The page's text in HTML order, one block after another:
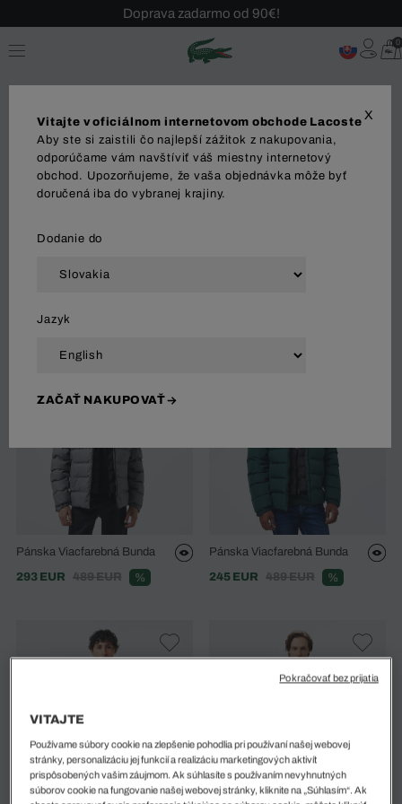
Doprava zadarmo od 90€!
Sezónny výpredaj až -40 %!
Bezplatné vrátenie!
0
MUŽI ŽENY DETI
Pánska Viacfarebná Bunda
293 EUR
489 EUR %
Pánska Viacfarebná Bunda
245 EUR
489 EUR %
X
Vitajte v oficiálnom internetovom obchode Lacoste
Aby ste si zaistili čo najlepší zážitok z nakupovania,
odporúčame vám navštíviť váš miestny internetový
obchod. Upozorňujeme, že vaša objednávka môže byť
doručená iba do vybranej krajiny.
Dodanie do
Jazyk
ZAČAŤ NAKUPOVAŤ
VITAJTE
Používame súbory cookie na zlepšenie pohodlia pri používaní našej webovej
stránky, personalizáciu jej funkcií a realizáciu marketingových aktivít
prispôsobených vašim záujmom. Ak súhlasíte s používaním nevyhnutných
súborov cookie na fungovanie našej webovej stránky, kliknite na „Súhlasím“. Ak
Pokračovať bez prijatia